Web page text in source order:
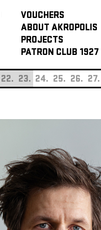
VOUCHERS
ABOUT AKROPOLIS
PROJECTS
PATRON CLUB 1927
22. 23. 24. 25. 26. 27.